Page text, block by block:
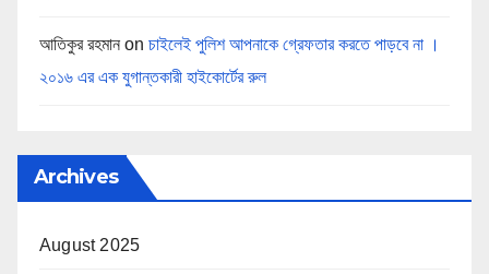
আতিকুর রহমান on চাইলেই পুলিশ আপনাকে গ্রেফতার করতে পাড়বে না ।
২০১৬ এর এক যুগান্তকারী হাইকোর্টের রুল
Archives
August 2025